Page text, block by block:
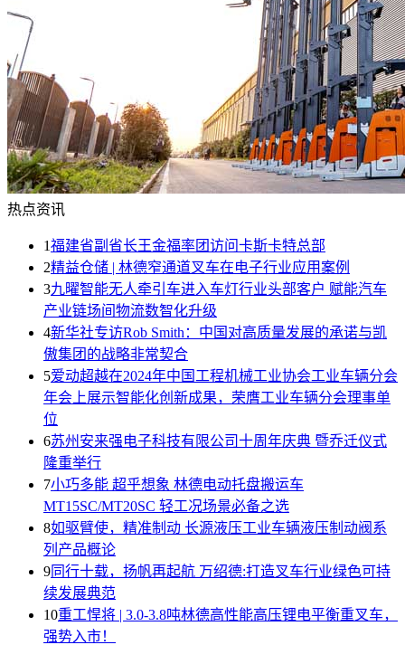
热点资讯
1福建省副省长王金福率团访问卡斯卡特总部
2精益仓储 | 林德窄通道叉车在电子行业应用案例
3九曜智能无人牵引车进入车灯行业头部客户 赋能汽车
产业链场间物流数智化升级
4新华社专访Rob Smith：中国对高质量发展的承诺与凯
傲集团的战略非常契合
5爱动超越在2024年中国工程机械工业协会工业车辆分会
年会上展示智能化创新成果，荣膺工业车辆分会理事单
位
6苏州安来强电子科技有限公司十周年庆典 暨乔迁仪式
隆重举行
7小巧多能 超乎想象 林德电动托盘搬运车
MT15SC/MT20SC 轻工况场景必备之选
8如驱臂使，精准制动 长源液压工业车辆液压制动阀系
列产品概论
9同行十载，扬帆再起航 万绍德:打造叉车行业绿色可持
续发展典范
10重工悍将 | 3.0-3.8吨林德高性能高压锂电平衡重叉车，
强势入市！